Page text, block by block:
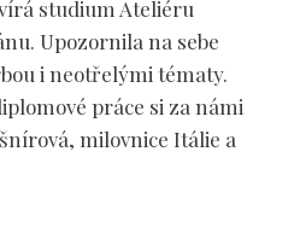
studium Ateliéru
Upozornila na sebe
i neotřelými tématy.
práce si za námi
milovnice Itálie a